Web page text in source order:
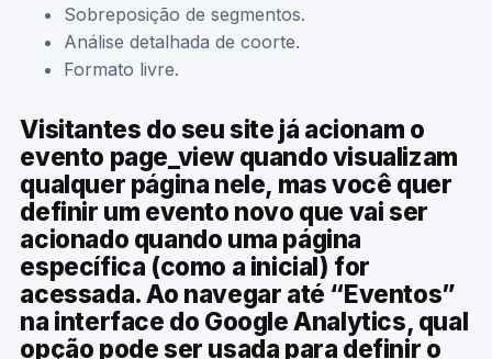
Sobreposição de segmentos.
Análise detalhada de coorte.
Formato livre.
Visitantes do seu site já acionam o
evento page_view quando visualizam
qualquer página nele, mas você quer
definir um evento novo que vai ser
acionado quando uma página
específica (como a inicial) for
acessada. Ao navegar até “Eventos”
na interface do Google Analytics, qual
opção pode ser usada para definir o